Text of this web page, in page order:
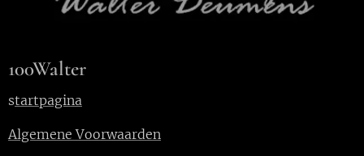
100Walter
startpagina
Algemene Voorwaarden